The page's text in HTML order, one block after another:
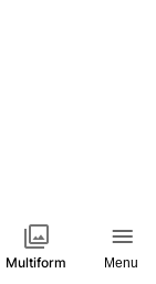
báo nối lại
Multiform Menu